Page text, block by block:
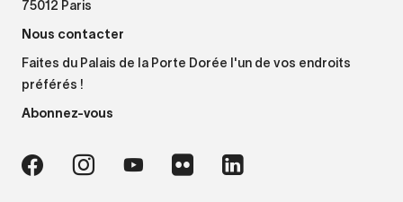
75012 Paris
Nous contacter
Faites du Palais de la Porte Dorée l'un de vos endroits
préférés !
Abonnez-vous